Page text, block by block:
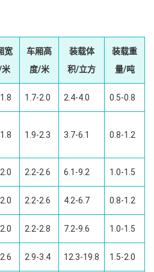
宽
米
车厢高
度/米
装载体
积/立方
装载重
量/吨
1.7-2.0 2.4-4.0 0.5-0.8
1.9-2.3 3.7-6.1 0.8-1.2
2.2-2.6 6.1-9.2 1.0-1.5
2.2-2.6 4.2-6.7 0.8-1.2
2.2-2.8 7.2-9.6 1.0-1.5
2.9-3.4 12.3-19.8 1.5-2.0